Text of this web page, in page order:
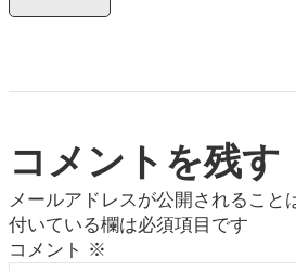
コメントを残す
メールアドレスが公開されること
付いている欄は必須項目です
コメント ※